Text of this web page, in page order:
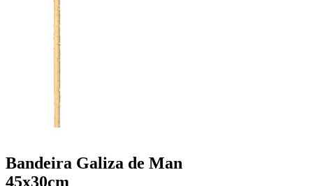
Bandeira Galiza de Man
45x30cm